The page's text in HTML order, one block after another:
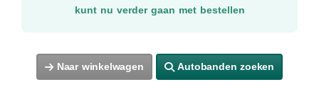
kunt nu verder gaan met bestellen
Naar winkelwagen Autobanden zoeken